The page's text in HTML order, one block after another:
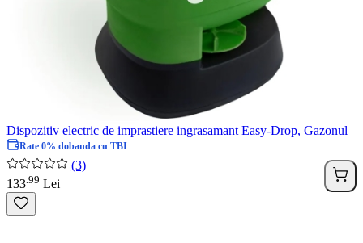
Dispozitiv electric de imprastiere ingrasamant Easy-Drop, Gazonul
Rate 0% dobanda cu TBI
(3)
133 99 Lei